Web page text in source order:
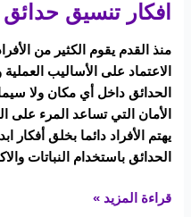
افكار تنسيق حدائق
منذ القدم يقوم الكثير من
الاعتماد على الأساليب
الحدائق داخل أي مكان ولا
الأمان التي تساعد المرء على
يهتم الأفراد دائما بخلق أفكار
الحدائق باستخدام النباتات
افكار
حدائق
0548440516
قراءة المزيد »